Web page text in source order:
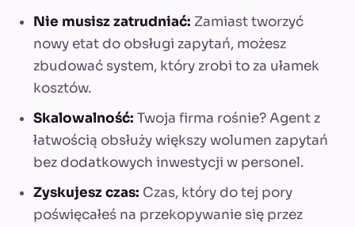
Nie musisz zatrudniać: Zamiast tworzyć
nowy etat do obsługi zapytań, możesz
zbudować system, który zrobi to za ułamek
kosztów.
Skalowalność: Twoja firma rośnie? Agent z
łatwością obsłuży większy wolumen zapytań
bez dodatkowych inwestycji w personel.
Zyskujesz czas: Czas, który do tej pory
poświęcałeś na przekopywanie się przez